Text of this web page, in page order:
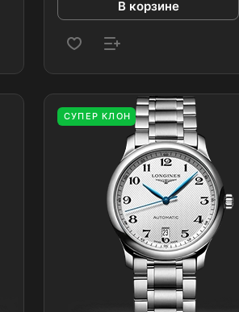
В корзине
СУПЕР КЛОН